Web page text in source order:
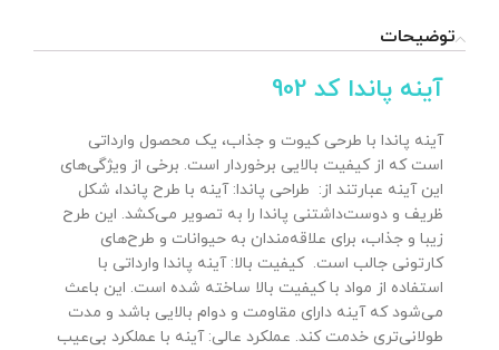
توضیحات
آینه پاندا کد 902
آینه پاندا با طرحی کیوت و جذاب، یک محصول وارداتی
است که از کیفیت بالایی برخوردار است. برخی از ویژگی‌های
این آینه عبارتند از: طراحی پاندا: آینه با طرح پاندا، شکل
ظریف و دوست‌داشتنی پاندا را به تصویر می‌کشد. این طرح
زیبا و جذاب، برای علاقه‌مندان به حیوانات و طرح‌های
کارتونی جالب است. کیفیت بالا: آینه پاندا وارداتی با
استفاده از مواد با کیفیت بالا ساخته شده است. این باعث
می‌شود که آینه دارای مقاومت و دوام بالایی باشد و مدت
طولانی‌تری خدمت کند. عملکرد عالی: آینه با عملکرد بی‌عیب